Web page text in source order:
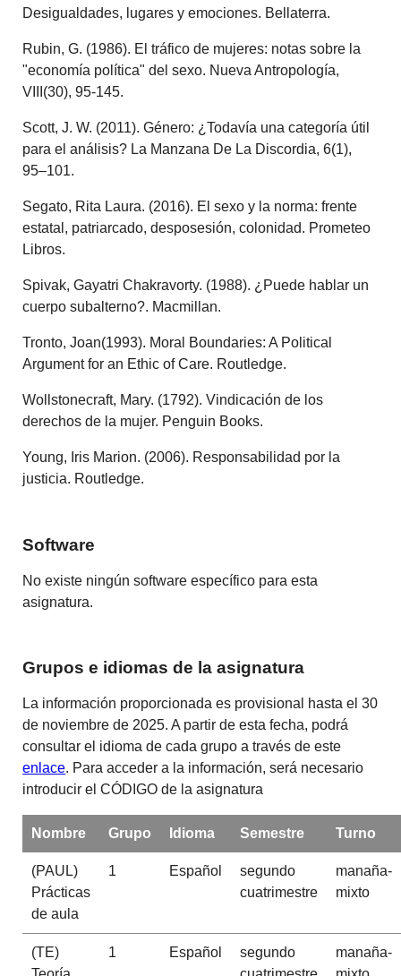
Desigualdades, lugares y emociones. Bellaterra.
Rubin, G. (1986). El tráfico de mujeres: notas sobre la
"economía política" del sexo. Nueva Antropología,
VIII(30), 95-145.
Scott, J. W. (2011). Género: ¿Todavía una categoría útil
para el análisis? La Manzana De La Discordia, 6(1),
95–101.
Segato, Rita Laura. (2016). El sexo y la norma: frente
estatal, patriarcado, desposesión, colonidad. Prometeo
Libros.
Spivak, Gayatri Chakravorty. (1988). ¿Puede hablar un
cuerpo subalterno?. Macmillan.
Tronto, Joan(1993). Moral Boundaries: A Political
Argument for an Ethic of Care. Routledge.
Wollstonecraft, Mary. (1792). Vindicación de los
derechos de la mujer. Penguin Books.
Young, Iris Marion. (2006). Responsabilidad por la
justicia. Routledge.
Software
No existe ningún software específico para esta
asignatura.
Grupos e idiomas de la asignatura
La información proporcionada es provisional hasta el 30
de noviembre de 2025. A partir de esta fecha, podrá
consultar el idioma de cada grupo a través de este
enlace. Para acceder a la información, será necesario
introducir el CÓDIGO de la asignatura
Nombre Grupo Idioma Semestre Turno
(PAUL)
Prácticas
de aula
1 Español
segundo
cuatrimestre
manaña-
mixto
(TE)
1 Español
segundo
manaña-